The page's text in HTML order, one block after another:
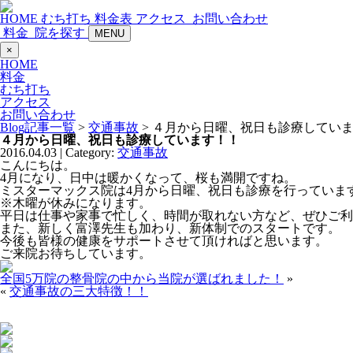
HOME むち打ち 料金表 アクセス
お問い合わせ
料金
院を探す
MENU
×
HOME
料金
むち打ち
アクセス
お問い合わせ
Blog記事一覧 > 交通事故 > ４月から日曜、祝日も診療していま
４月から日曜、祝日も診療しています！！
2016.04.03 | Category: 交通事故
こんにちは。
4月になり、日中は暖かくなって、桜も満開ですね。
ミスターマックス院は4月から日曜、祝日も診療を行っていま
※木曜が休みになります。
平日は仕事や家事で忙しく、時間が取れない方など、ぜひご利
また、新しく富澤先生も加わり、新体制でのスタートです。
今後も皆様の健康をサポートさせて頂ければと思います。
ご来院お待ちしています。
全国5万院の整骨院の中から当院が選ばれました！
»
« 交通事故の三大特徴！！